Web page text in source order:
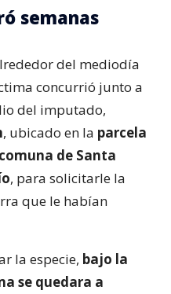
semanas
del mediodía
concurrió junto a
del imputado,
, ubicado en la parcela
de Santa
, para solicitarle la
que le habían
la especie, bajo la
se quedara a